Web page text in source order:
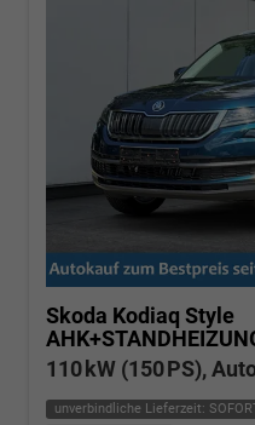
Skoda Kodiaq Style
110 kW (150 PS),
unverbindliche Lieferzeit: